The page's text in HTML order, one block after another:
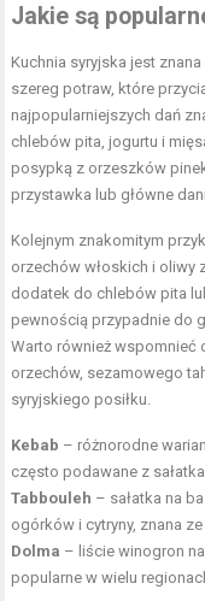
Jakie są
Kuchnia syryjska jest
szereg potraw, które
najpopularniejszych dań
chlebów pita, jogurtu i
posypką z orzeszków
przystawka lub główne
Kolejnym znakomitym
orzechów włoskich i oliwy
dodatek do chlebów pita
pewnością przypadnie do
Warto również wspomnieć
orzechów, sezamowego
syryjskiego posiłku.
Kebab – różnorodne
często podawane z
Tabbouleh – sałatka na
ogórków i cytryny, znana
Dolma – liście winogron
popularne w wielu